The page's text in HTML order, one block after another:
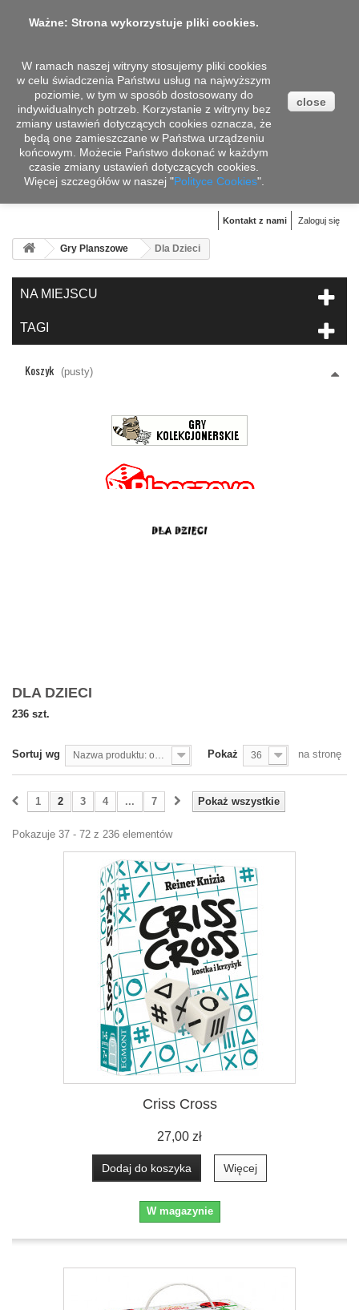
Koszyk (pusty)
Zaloguj się
Kontakt z nami
Gry Planszowe Dla Dzieci
NA MIEJSCU
TAGI
Koszyk (pusty)
DLA DZIECI
236 szt.
Sortuj wg Pokaż 36 na stronę
Pokaż wszystkie
1 2 3 4 ... 7
Pokazuje 37 - 72 z 236 elementów
Criss Cross
27,00 zł
Dodaj do koszyka Więcej
W magazynie
Ważne: Strona wykorzystuje pliki cookies.
W ramach naszej witryny stosujemy pliki cookies
w celu świadczenia Państwu usług na najwyższym
poziomie, w tym w sposób dostosowany do
indywidualnych potrzeb. Korzystanie z witryny bez
zmiany ustawień dotyczących cookies oznacza, że
będą one zamieszczane w Państwa urządzeniu
końcowym. Możecie Państwo dokonać w każdym
czasie zmiany ustawień dotyczących cookies.
Więcej szczegółów w naszej "Polityce Cookies".
close